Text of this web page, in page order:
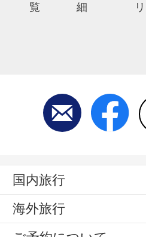
覧
細
リ
国内旅行
海外旅行